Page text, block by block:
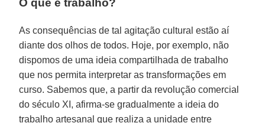
As consequências de tal agitação cultural estão aí
diante dos olhos de todos. Hoje, por exemplo, não
dispomos de uma ideia compartilhada de trabalho
que nos permita interpretar as transformações em
curso. Sabemos que, a partir da revolução comercial
do século XI, afirma-se gradualmente a ideia do
trabalho artesanal que realiza a unidade entre